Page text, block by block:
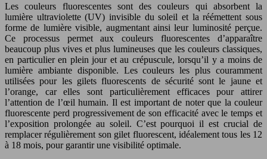
Les couleurs fluorescentes sont des couleurs qui absorbent la
lumière ultraviolette (UV) invisible du soleil et la réémettent sous
forme de lumière visible, augmentant ainsi leur luminosité perçue.
Ce processus permet aux couleurs fluorescentes d’apparaître
beaucoup plus vives et plus lumineuses que les couleurs classiques,
en particulier en plein jour et au crépuscule, lorsqu’il y a moins de
lumière ambiante disponible. Les couleurs les plus couramment
utilisées pour les gilets fluorescents de sécurité sont le jaune et
l’orange, car elles sont particulièrement efficaces pour attirer
l’attention de l’œil humain. Il est important de noter que la couleur
fluorescente perd progressivement de son efficacité avec le temps et
l’exposition prolongée au soleil. C’est pourquoi il est crucial de
remplacer régulièrement son gilet fluorescent, idéalement tous les 12
à 18 mois, pour garantir une visibilité optimale.